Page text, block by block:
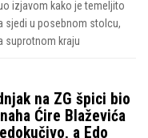
izjavom kako je temeljito
sjedi u posebnom stolcu,
suprotnom kraju
na ZG špici bio
Ćire Blaževića
a Edo